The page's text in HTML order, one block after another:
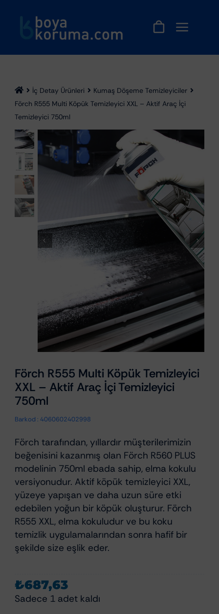
İç Detay Ürünleri
Kumaş Döşeme Temizleyiciler
Förch R555 Multi Köpük Temizleyici XXL – Aktif Araç İçi
Temizleyici 750ml
Förch R555 Multi Köpük Temizleyici
XXL – Aktif Araç İçi Temizleyici
750ml
Barkod : 4060602402998
Förch tarafından, yıllardır müşterilerimizin
beğenisini kazanmış olan Förch R560 PLUS
modelinin 750ml ebada sahip, elma kokulu
versiyonudur. Aktif köpük temizleyici XXL,
yüzeye yapışan ve daha uzun süre etki
edebilen yoğun bir köpük oluşturur. Förch
R555 XXL, elma kokuludur ve bu koku
temizlik uygulamalarından sonra hafif bir
şekilde size eşlik eder.
₺687,63
Sadece 1 adet kaldı